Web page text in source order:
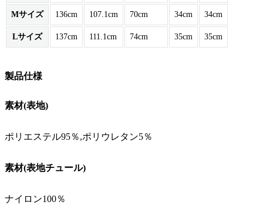
Mサイズ 136cm 107.1cm 70cm 34cm 34cm
Lサイズ 137cm 111.1cm 74cm 35cm 35cm
製品仕様
素材(表地)
ポリエステル95％,ポリウレタン5％
素材(表地チュール)
ナイロン100％